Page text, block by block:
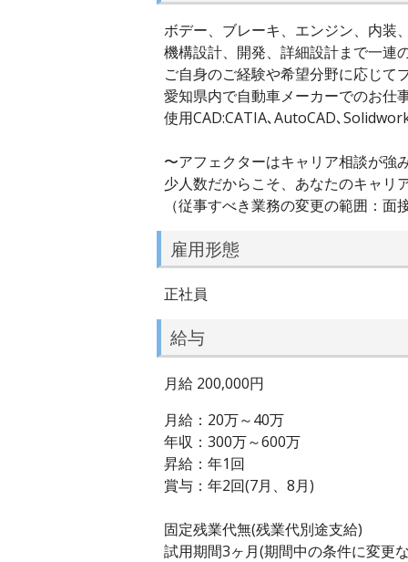
ボデー、ブレーキ、エンジン、内装
機構設計、開発、詳細設計まで一連
ご自身のご経験や希望分野に応じて
愛知県内で自動車メーカーでのお仕
使用CAD:CATIA､AutoCAD､
〜アフェクターはキャリア相談が強
少人数だからこそ、あなたのキャリ
（従事すべき業務の変更の範囲：面
雇用形態
正社員
給与
月給 200,000円
月給：20万～40万
年収：300万～600万
昇給：年1回
賞与：年2回(7月、8月)
固定残業代無(残業代別途支給)
試用期間3ヶ月(期間中の条件に変更